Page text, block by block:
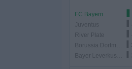
FC Bayern
Juventus
River Plate